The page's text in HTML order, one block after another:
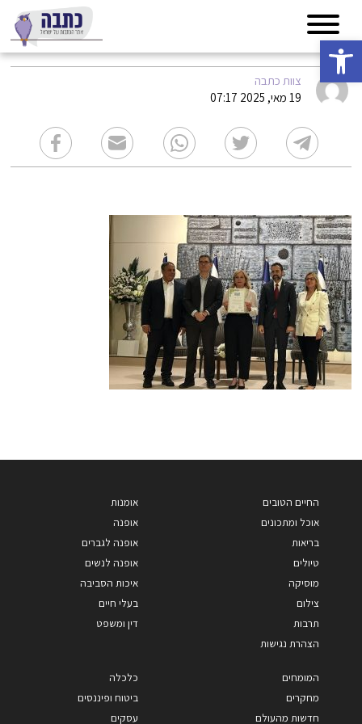
פתח סרגל נגישות
צוות כתבה
19 מאי, 2025 07:17
החיים הטובים
אוכל ומתכונים
בריאות
טיולים
מוסיקה
צילום
תרבות
הצהרת נגישות
אומנות
אופנה
אופנה לגברים
אופנה לנשים
איכות הסביבה
בעלי חיים
דין ומשפט
המומחים
מחקרים
חדשות מהעולם
כלכלה
ביטוח ופיננסים
עסקים